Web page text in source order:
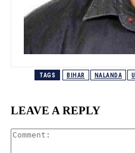
TAGS BIHAR NALANDA
LEAVE A REPLY